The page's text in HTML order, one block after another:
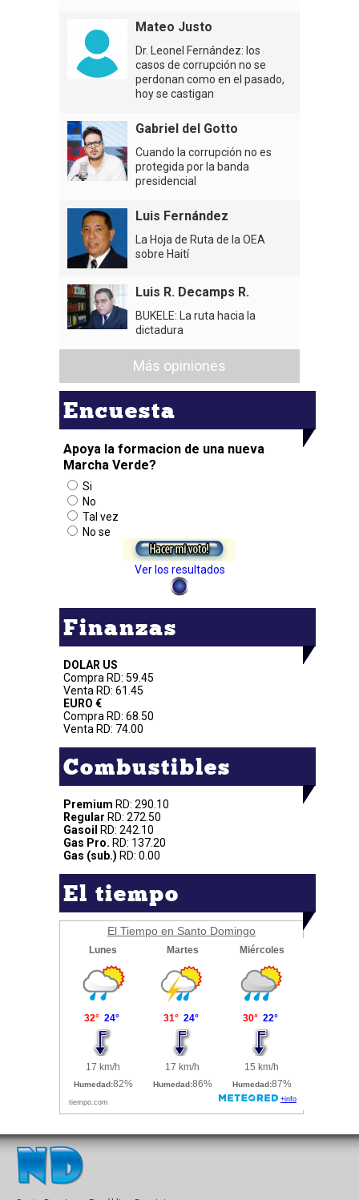
Mateo Justo
Dr. Leonel Fernández: los
casos de corrupción no se
perdonan como en el pasado,
hoy se castigan
Gabriel del Gotto
Cuando la corrupción no es
protegida por la banda
presidencial
Luis Fernández
La Hoja de Ruta de la OEA
sobre Haití
Luis R. Decamps R.
BUKELE: La ruta hacia la
dictadura
Más opiniones
Encuesta
Apoya la formacion de una nueva
Marcha Verde?
Si
No
Tal vez
No se
Ver los resultados
Finanzas
DOLAR US
Compra RD: 59.45
Venta RD: 61.45
EURO €
Compra RD: 68.50
Venta RD: 74.00
Combustibles
Premium RD: 290.10
Regular RD: 272.50
Gasoil
RD: 242.10
Gas Pro. RD: 137.20
Gas (sub.) RD: 0.00
El tiempo
El Tiempo en Santo Domingo